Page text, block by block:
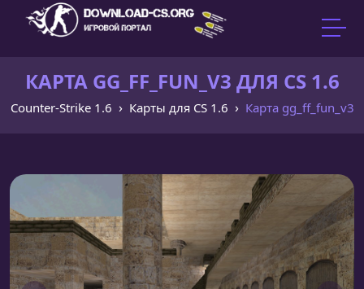
КАРТА GG_FF_FUN_V3 ДЛЯ CS 1.6
Counter-Strike 1.6 Карты для CS 1.6 Карта gg_ff_fun_v3